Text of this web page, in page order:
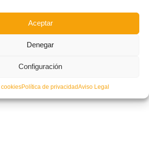
Aceptar
Denegar
Configuración
Política de privacidadAviso Legal
preparándose para el COTIF